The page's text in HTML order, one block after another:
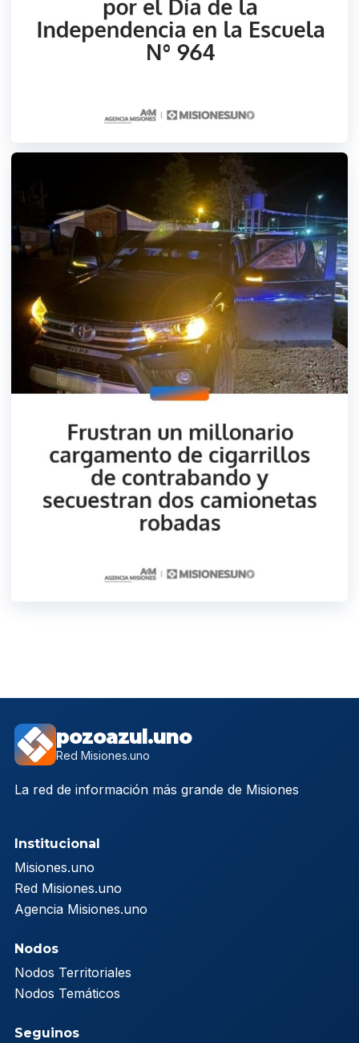
pozoazul.uno
Red Misiones.uno
La red de información más grande de Misiones
Institucional
Misiones.uno
Red Misiones.uno
Agencia Misiones.uno
Nodos
Nodos Territoriales
Nodos Temáticos
Seguinos